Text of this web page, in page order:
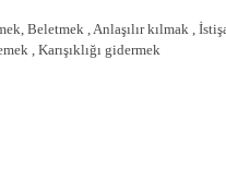
Beletmek, Anlaşılır kılmak ,
, Karışıklığı gidermek